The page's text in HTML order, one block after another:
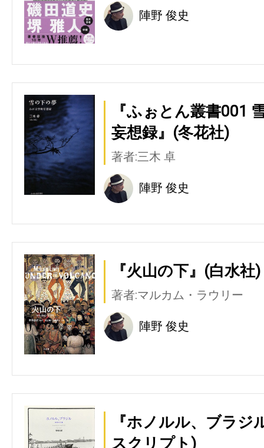
陣野 俊史
『ふぉとん叢書001
妄想録』(冬花社)
著者:三木 卓
陣野 俊史
『火山の下』(白水社)
著者:マルカム・ラウリー
陣野 俊史
『ホノルル、ブラジ
スクリプト)